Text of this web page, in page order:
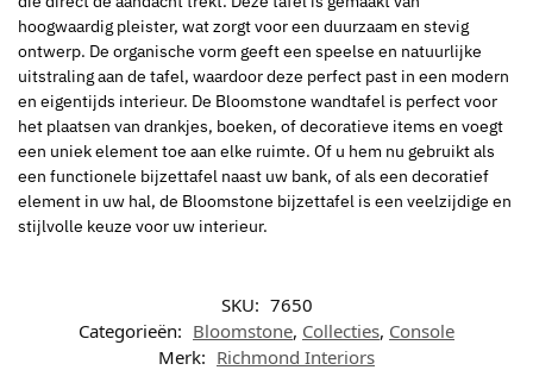
hoogwaardig pleister, wat zorgt voor een duurzaam en stevig
ontwerp. De organische vorm geeft een speelse en natuurlijke
uitstraling aan de tafel, waardoor deze perfect past in een modern
en eigentijds interieur. De Bloomstone wandtafel is perfect voor
het plaatsen van drankjes, boeken, of decoratieve items en voegt
een uniek element toe aan elke ruimte. Of u hem nu gebruikt als
een functionele bijzettafel naast uw bank, of als een decoratief
element in uw hal, de Bloomstone bijzettafel is een veelzijdige en
stijlvolle keuze voor uw interieur.
SKU: 7650
Categorieën: Bloomstone, Collecties, Console
Merk: Richmond Interiors